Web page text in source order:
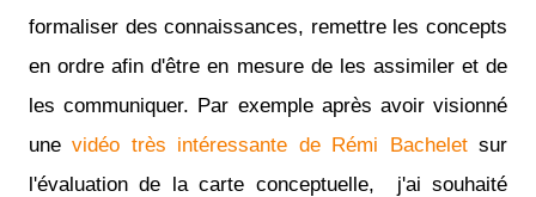
formaliser des connaissances, remettre les concepts
en ordre afin d'être en mesure de les assimiler et de
les communiquer. Par exemple après avoir visionné
une vidéo très intéressante de Rémi Bacheletsur
l'évaluation de la carte conceptuelle, j'ai souhaité